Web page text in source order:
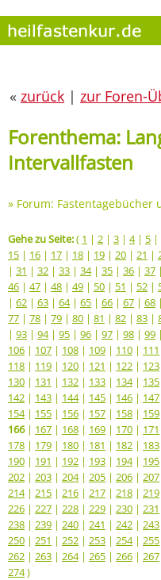
« zurück | zur Foren-
Forenthema:
Intervallfasten
» Forum: Fastentagebücher
Gehe zu Seite:( 1 | 2 | 3 | 4| 5 |
15 | 16 | 17 | 18 | 19 | 20 | 21 |
| 31 | 32 | 33 | 34| 35 | 36 | 37 |
46 | 47 | 48 | 49 | 50 | 51 | 52 |
| 62 | 63 | 64| 65 | 66 | 67 | 68 |
77 | 78 | 79 | 80 | 81 | 82 | 83 |
| 93 | 94| 95 | 96 | 97 | 98 | 99 |
106 | 107 | 108 | 109 | 110 | 111
118 | 119 | 120 | 121 | 122 | 123
130 | 131 | 132 | 133 | 134| 135
142 | 143 | 144| 145 | 146 | 147
154| 155 | 156 | 157 | 158 | 159
166| 167 | 168 | 169 | 170 | 171
178 | 179 | 180 | 181 | 182 | 183
190 | 191 | 192 | 193 | 194| 195
202 | 203 | 204| 205 | 206 | 207
214| 215 | 216 | 217 | 218 | 219
226 | 227 | 228 | 229 | 230 | 231
238 | 239 | 240 | 241 | 242 | 243
250 | 251 | 252 | 253 | 254| 255
262 | 263 | 264| 265 | 266 | 267
274)